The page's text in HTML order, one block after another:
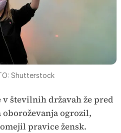
Shutterstock
v številnih državah že pred
oboroževanja ogrozil,
pravice žensk.